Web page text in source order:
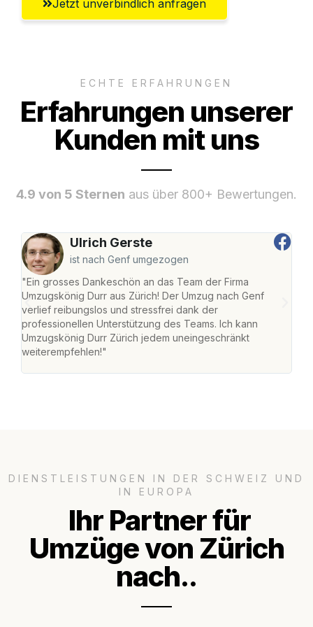
Jetzt unverbindlich anfragen
ECHTE ERFAHRUNGEN
Erfahrungen unserer
Kunden mit uns
4.9 von 5 Sternen aus über 800+ Bewertungen.
Ulrich Gerste
ist nach Genf umgezogen
"Ein grosses Dankeschön an das Team der Firma
Umzugskönig Durr aus Zürich! Der Umzug nach Genf
verlief reibungslos und stressfrei dank der
professionellen Unterstützung des Teams. Ich kann
Umzugskönig Durr Zürich jedem uneingeschränkt
weiterempfehlen!"
DIENSTLEISTUNGEN IN DER SCHWEIZ UND
IN EUROPA
Ihr Partner für
Umzüge von Zürich
nach..